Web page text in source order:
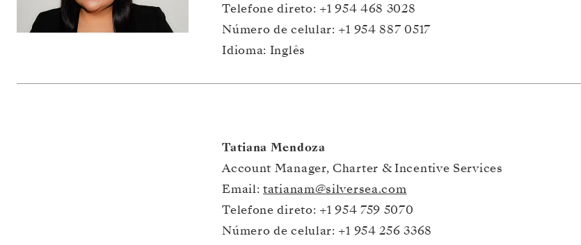
Telefone direto: +1 954 468 3028
Número de celular: +1 954 887 0517
Idioma: Inglês
Tatiana Mendoza
Account Manager, Charter & Incentive Services
Email: tatianam@silversea.com
Telefone direto: +1 954 759 5070
Número de celular: +1 954 256 3368